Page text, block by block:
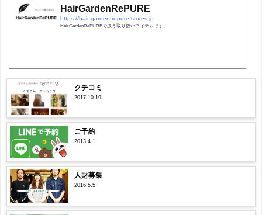
HairGardenRePURE
https://hair-garden-repure.stores.jp
HairGardenRePUREで扱う取り扱いアイテムです。
クチコミ
2017.10.19
ご予約
2013.4.1
人財募集
2016.5.5